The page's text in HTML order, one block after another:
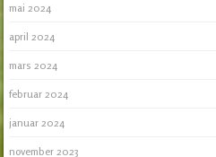
mai 2024
april 2024
mars 2024
februar 2024
januar 2024
november 2023